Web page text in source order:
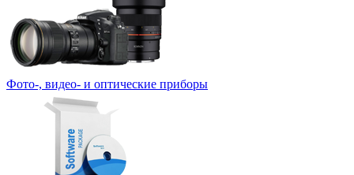
Фото-, видео- и оптические приборы